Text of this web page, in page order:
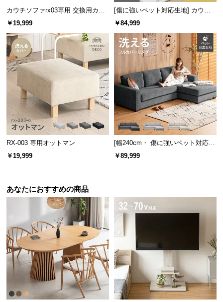
カウチソファrx03専用 交換用カバ
ー
￥19,999
[傷に強いペット対応生地] カウチ
ソファセット 組替自由自在 ラージ
￥84,999
RX-003 専用オットマン
￥19,999
[幅240cm・ 傷に強いペット対応生
地] ワイドカウチソファ ロースタ
￥89,999
あなたにおすすめの商品